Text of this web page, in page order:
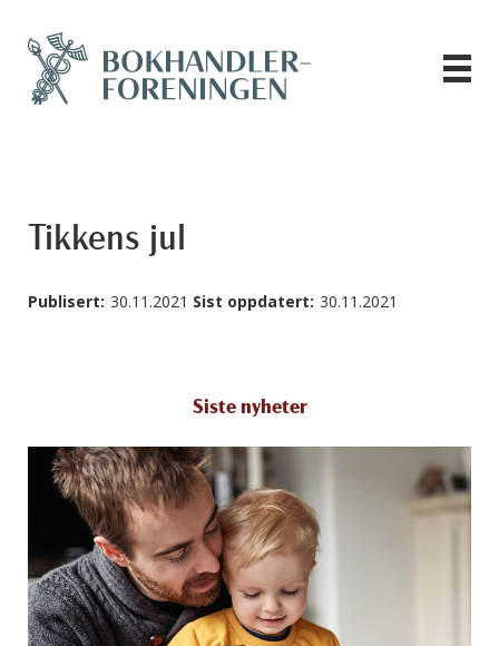
Tikkens jul
Publisert: 30.11.2021 Sist oppdatert: 30.11.2021
Siste nyheter